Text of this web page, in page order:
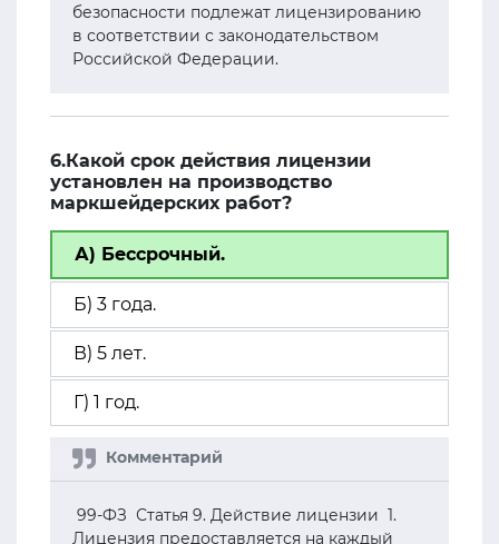
безопасности подлежат лицензированию
в соответствии с законодательством
Российской Федерации.
6.Какой срок действия лицензии
установлен на производство
маркшейдерских работ?
А) Бессрочный.
Б) 3 года.
В) 5 лет.
Г) 1 год.
99-ФЗ Статья 9. Действие лицензии 1.
Лицензия предоставляется на каждый